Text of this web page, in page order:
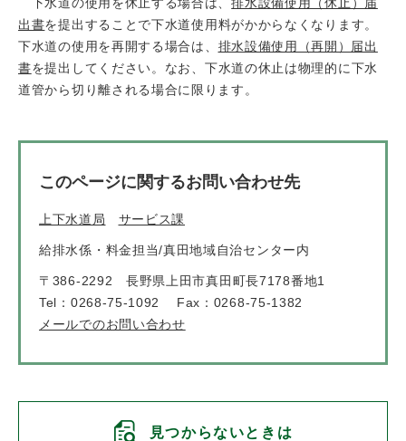
出書を提出することで下水道使用料がかからなくなります。
下水道の使用を再開する場合は、 排水設備使用（再開）届出
書を提出してください。なお、下水道の休止は物理的に下水
道管から切り離される場合に限ります。
このページに関するお問い合わせ先
上下水道局 サービス課
給排水係・料金担当/真田地域自治センター内
〒386-2292 長野県上田市真田町長7178番地1
Tel：0268-75-1092
Fax：0268-75-1382
メールでのお問い合わせ
見つからないときは